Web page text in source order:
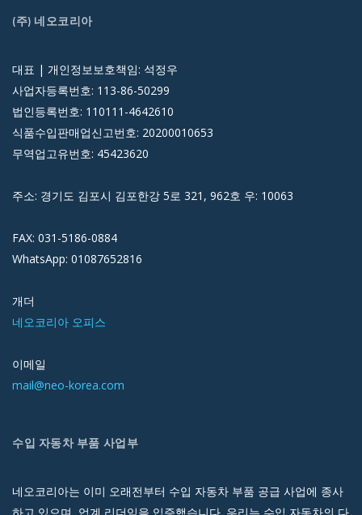
(주) 네오코리아
대표 | 개인정보보호책임: 석정우
사업자등록번호: 113-86-50299
법인등록번호: 110111-4642610
식품수입판매업신고번호: 20200010653
무역업고유번호: 45423620
주소: 경기도 김포시 김포한강 5로 321, 962호 우: 10063
FAX: 031-5186-0884
WhatsApp: 01087652816
개더
네오코리아 오피스
이메일
mail@neo-korea.com
수입 자동차 부품 사업부
네오코리아는 이미 오래전부터 수입 자동차 부품 공급 사업에 종사